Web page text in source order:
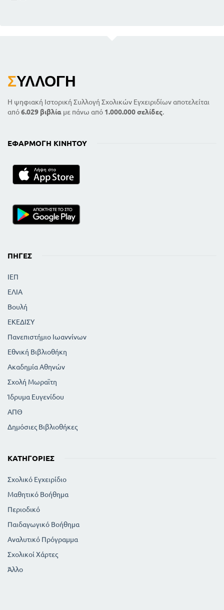
ΣΥΛΛΟΓΉ
Η ψηφιακή Ιστορική Συλλογή Σχολικών Εγχειριδίων αποτελείται
από6.029 βιβλία με πάνω από 1.000.000 σελίδες.
ΕΦΑΡΜΟΓΉ ΚΙΝΗΤΟΎ
ΠΗΓΈΣ
ΙΕΠ
ΕΛΙΑ
Βουλή
ΕΚΕΔΙΣΥ
Πανεπιστήμιο Ιωαννίνων
Εθνική Βιβλιοθήκη
Ακαδημία Αθηνών
Σχολή Μωραϊτη
Ίδρυμα Ευγενίδου
ΑΠΘ
Δημόσιες Βιβλιοθήκες
ΚΑΤΗΓΟΡΊΕΣ
Σχολικό Εγχειρίδιο
Μαθητικό Βοήθημα
Περιοδικό
Παιδαγωγικό Βοήθημα
Αναλυτικό Πρόγραμμα
Σχολικοί Χάρτες
Άλλο